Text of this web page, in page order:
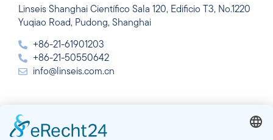
Linseis Shanghai Científico Sala 120, Edificio T3, No.1220
Yuqiao Road, Pudong, Shanghai
+86-21-61901203
+86-21-50550642
info@linseis.com.cn
India